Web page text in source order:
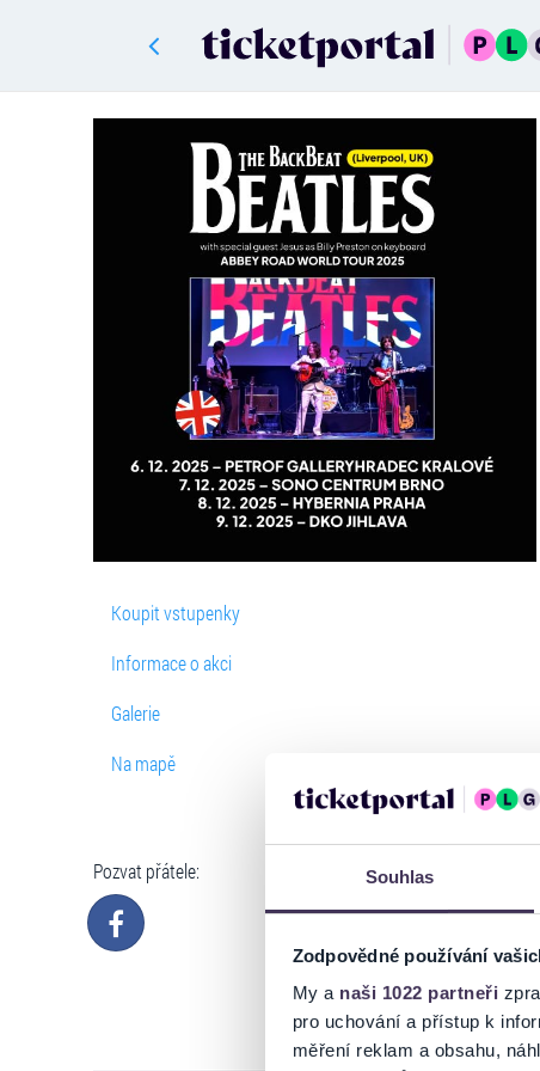
Souhlas
Zodpovědné používání
My a naši 1022 partneři
pro uchování a přístup k
měření reklam a obsahu,
Koupit vstupenky
Informace o akci
Galerie
Na mapě
Pozvat přátele: